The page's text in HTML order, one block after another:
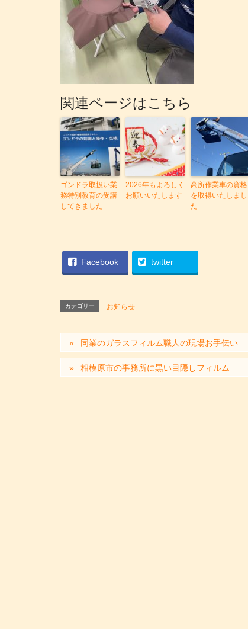
関連ページはこちら
ゴンドラ取扱い業
務特別教育の受講
してきました
2026年もよろしく
お願いいたします
高所作業車の資格
を取得いたしまし
た
Facebook twitter
カテゴリー お知らせ
同業のガラスフィルム職人の現場お手伝い
相模原市の事務所に黒い目隠しフィルム